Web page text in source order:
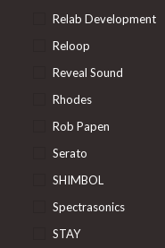
Relab Development
Reloop
Reveal Sound
Rhodes
Rob Papen
Serato
SHIMBOL
Spectrasonics
STAY